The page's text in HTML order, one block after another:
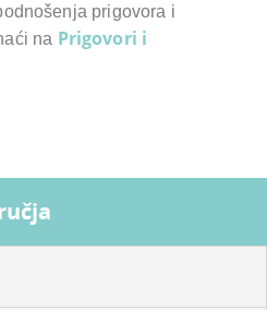
prigovora i
na Prigovori i